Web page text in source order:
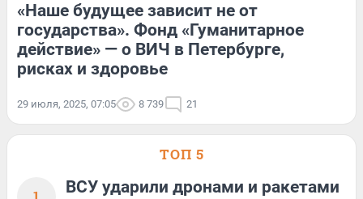
«Наше будущее зависит не от
государства». Фонд «Гуманитарное
действие» — о ВИЧ в Петербурге,
рисках и здоровье
29 июля, 2025, 07:05 8 739 21
ТОП 5
ВСУ ударили дронами и ракетами